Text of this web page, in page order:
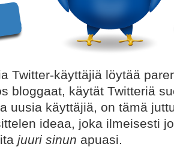
Twitter-käyttäjiä löytää
bloggaat, käytät Twitteriä
uusia käyttäjiä, on tämä
ideaa, joka ilmeisesti
juuri sinun apuasi.